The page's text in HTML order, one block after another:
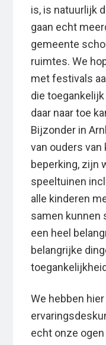
is, is natuurlijk
gaan echt
gemeente
ruimtes. We
met festivals
die
daar naar toe
Bijzonder in
van ouders
beperking, zijn
speeltuinen
alle kinderen
samen kunnen
een heel
belangrijke
We hebben
echt onze